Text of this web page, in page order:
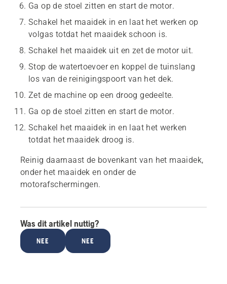
Ga op de stoel zitten en start de motor.
Schakel het maaidek in en laat het werken op
volgas totdat het maaidek schoon is.
Schakel het maaidek uit en zet de motor uit.
Stop de watertoevoer en koppel de tuinslang
los van de reinigingspoort van het dek.
Zet de machine op een droog gedeelte.
Ga op de stoel zitten en start de motor.
Schakel het maaidek in en laat het werken
totdat het maaidek droog is.
Reinig daarnaast de bovenkant van het maaidek,
onder het maaidek en onder de
motorafschermingen.
Was dit artikel nuttig?
NEE NEE